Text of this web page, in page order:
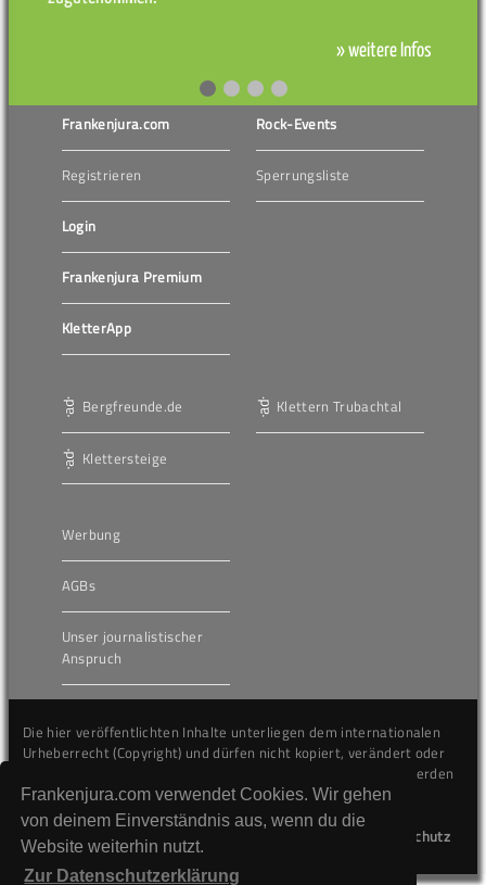
Frankenjura.com verwendet Cookies. Wir gehen
von deinem Einverständnis aus, wenn du die
Website weiterhin nutzt.
Zur Datenschutzerklärung
» weitere Infos
Frankenjura.com
Registrieren
Login
Frankenjura Premium
KletterApp
Rock-Events
Sperrungsliste
Bergfreunde.de
Klettersteige
Klettern Trubachtal
Werbung
AGBs
Unser journalistischer
Anspruch
Die hier veröffentlichten Inhalte unterliegen dem internationalen
Urheberrecht (Copyright) und dürfen nicht kopiert, verändert oder
unverändert wiederveröffentlicht werden. Gegen Verstöße werden
wir auf juristischem Wege vorgehen.
Datenschutz